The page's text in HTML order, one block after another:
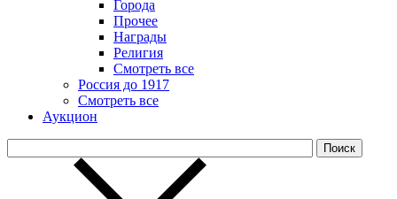
Города
Прочее
Награды
Религия
Смотреть все
Россия до 1917
Смотреть все
Аукцион